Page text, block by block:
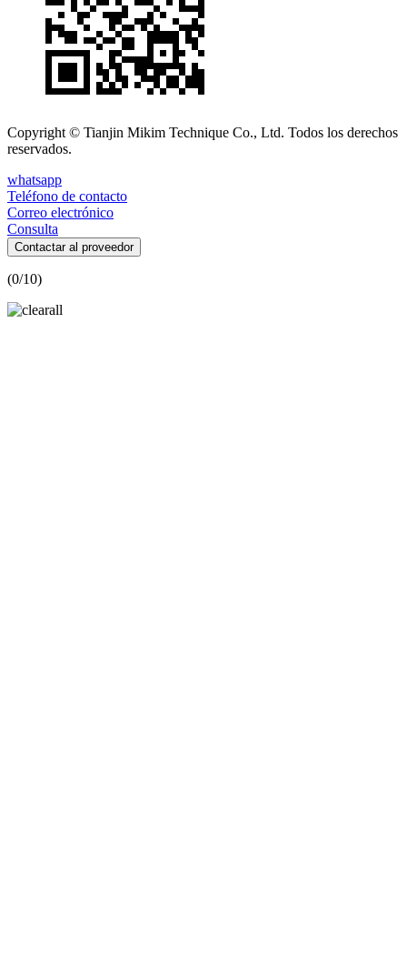
Copyright © Tianjin Mikim Technique Co., Ltd. Todos los derechos
reservados.
whatsapp
Teléfono de contacto
Correo electrónico
Consulta
Contactar al proveedor
(0/10)